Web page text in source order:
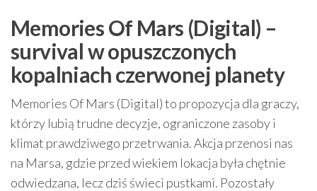
Memories Of Mars (Digital) –
survival w opuszczonych
kopalniach czerwonej planety
Memories Of Mars (Digital) to propozycja dla graczy,
którzy lubią trudne decyzje, ograniczone zasoby i
klimat prawdziwego przetrwania. Akcja przenosi nas
na Marsa, gdzie przed wiekiem lokacja była chętnie
odwiedzana, lecz dziś świeci pustkami. Pozostały